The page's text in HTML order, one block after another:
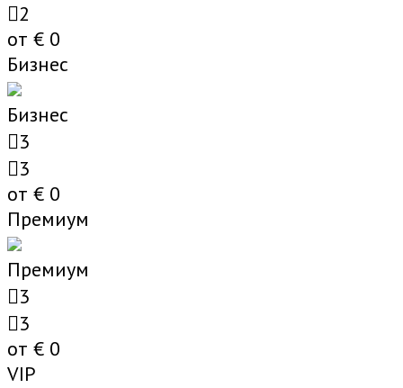
2
от € 0
Бизнес
Бизнес
3
3
от € 0
Премиум
Премиум
3
3
от € 0
VIP